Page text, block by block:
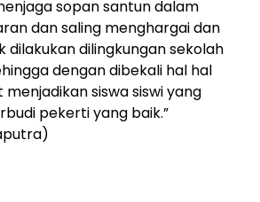
sopan santun dalam
dan saling menghargai dan
dilakukan dilingkungan sekolah
dengan dibekali hal hal
siswa siswi yang
pekerti yang baik.”